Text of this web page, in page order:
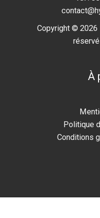
Copyright © 2026
À
Politique
Conditions